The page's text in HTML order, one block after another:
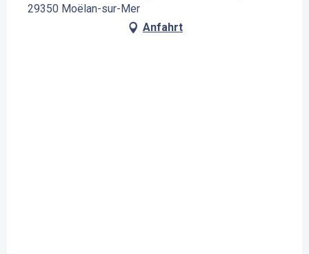
29350 Moëlan-sur-Mer
Anfahrt